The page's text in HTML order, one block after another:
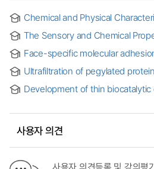
Chemical and Physical
The Sensory and Chemical
Yeasts
Face-specific molecular
formation
Ultrafiltration of pegylated
Development of thin
사용자 의견
사용자 의견등록 및 강의평